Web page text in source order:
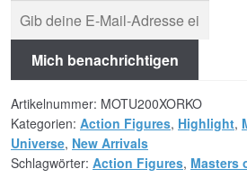
Mich benachrichtigen
Artikelnummer: MOTU200XORKO
Kategorien: Action Figures, Highlight,
Universe, New Arrivals
Schlagwörter: Action Figures, Masters